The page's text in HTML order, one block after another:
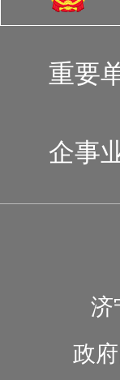
重要
企事
济
政